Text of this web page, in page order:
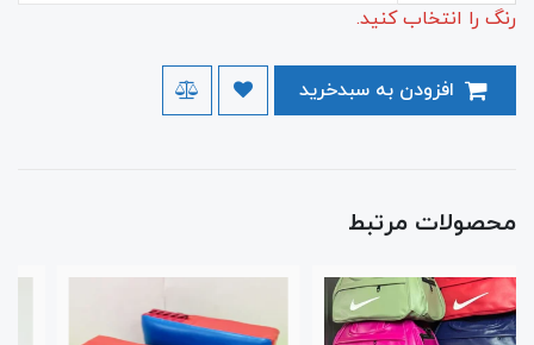
رنگ را انتخاب کنید.
محصولات مرتبط